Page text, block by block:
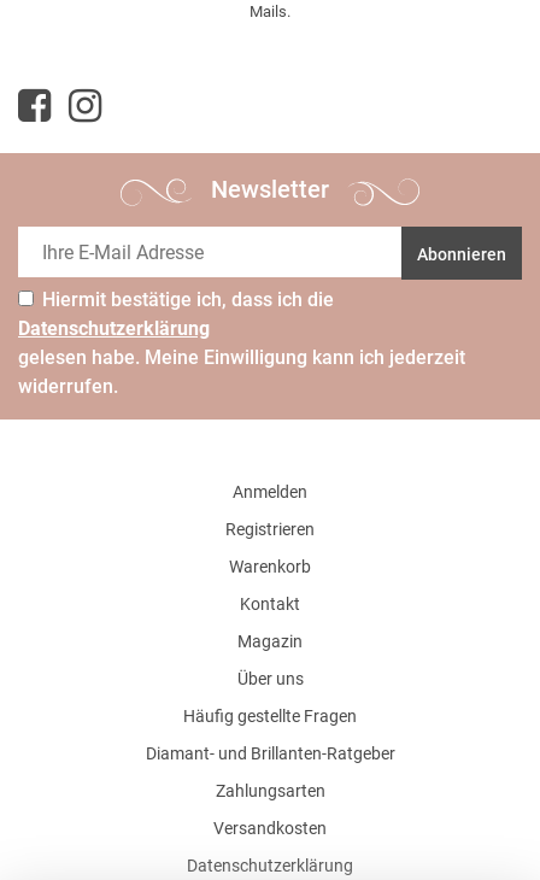
Mails.
Newsletter
Abonnieren
Hiermit bestätige ich, dass ich die
Daten­schutz­erklärung
gelesen habe. Meine Einwilligung kann ich jederzeit
widerrufen.
Anmelden
Registrieren
Warenkorb
Kontakt
Magazin
Über uns
Häufig gestellte Fragen
Diamant- und Brillanten-Ratgeber
Zahlungsarten
Versandkosten
Datenschutzerklärung